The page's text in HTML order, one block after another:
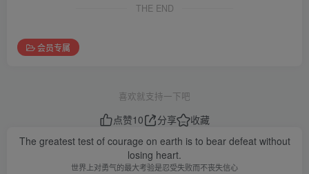
THE END
会员专属
喜欢就支持一下吧
点赞10 分享
收藏
The greatest test of courage on earth is to bear defeat without
losing heart.
世界上对勇气的最大考验是忍受失败而不丧失信心